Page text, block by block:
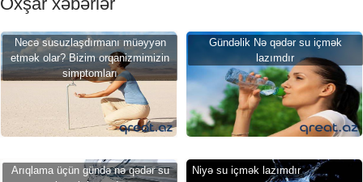
Necə susuzlaşdırmanı müəyyən
etmək olar? Bizim orqanizmimizin
simptomları
Gündəlik Nə qədər su içmək
lazımdır
Arıqlama üçün gündə nə qədər su
Niyə su içmək lazımdır